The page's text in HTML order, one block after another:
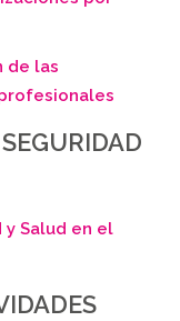
de las
y Salud en el